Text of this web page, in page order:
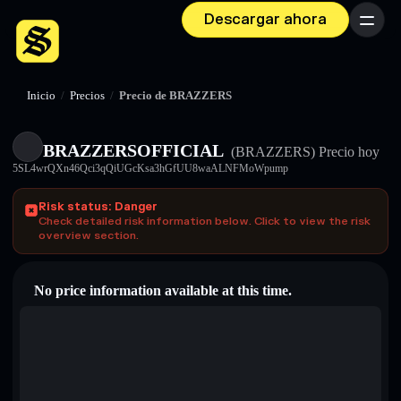
Descargar ahora Menú
Inicio / Precios / Precio de BRAZZERS
BRAZZERSOFFICIAL (BRAZZERS) Precio hoy
5SL4wrQXn46Qci3qQiUGcKsa3hGfUU8waALNFMoWpump
Risk status: Danger
Check detailed risk information below. Click to view the risk
overview section.
No price information available at this time.